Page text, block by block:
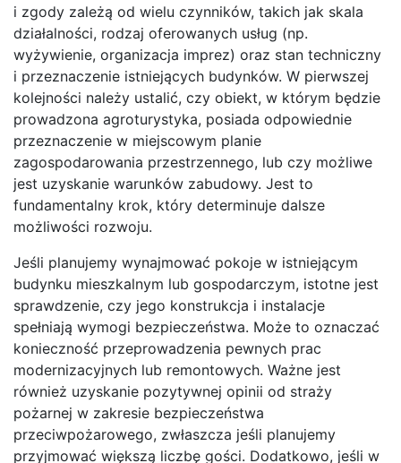
i zgody zależą od wielu czynników, takich jak skala
działalności, rodzaj oferowanych usług (np.
wyżywienie, organizacja imprez) oraz stan techniczny
i przeznaczenie istniejących budynków. W pierwszej
kolejności należy ustalić, czy obiekt, w którym będzie
prowadzona agroturystyka, posiada odpowiednie
przeznaczenie w miejscowym planie
zagospodarowania przestrzennego, lub czy możliwe
jest uzyskanie warunków zabudowy. Jest to
fundamentalny krok, który determinuje dalsze
możliwości rozwoju.
Jeśli planujemy wynajmować pokoje w istniejącym
budynku mieszkalnym lub gospodarczym, istotne jest
sprawdzenie, czy jego konstrukcja i instalacje
spełniają wymogi bezpieczeństwa. Może to oznaczać
konieczność przeprowadzenia pewnych prac
modernizacyjnych lub remontowych. Ważne jest
również uzyskanie pozytywnej opinii od straży
pożarnej w zakresie bezpieczeństwa
przeciwpożarowego, zwłaszcza jeśli planujemy
przyjmować większą liczbę gości. Dodatkowo, jeśli w